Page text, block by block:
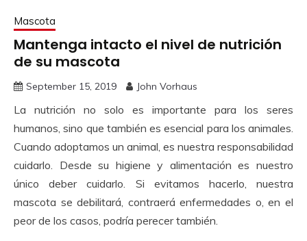
Mascota
Mantenga intacto el nivel de nutrición
de su mascota
September 15, 2019 John Vorhaus
La nutrición no solo es importante para los seres
humanos, sino que también es esencial para los animales.
Cuando adoptamos un animal, es nuestra responsabilidad
cuidarlo. Desde su higiene y alimentación es nuestro
único deber cuidarlo. Si evitamos hacerlo, nuestra
mascota se debilitará, contraerá enfermedades o, en el
peor de los casos, podría perecer también.